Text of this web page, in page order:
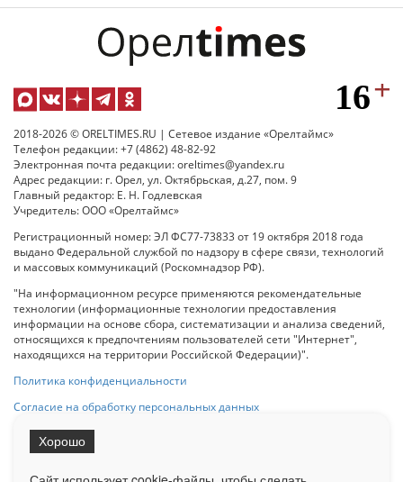
2018-2026 © ORELTIMES.RU | Сетевое издание «Орелтаймс»
Телефон редакции: +7 (4862) 48-82-92
Электронная почта редакции: oreltimes@yandex.ru
Адрес редакции: г. Орел, ул. Октябрьская, д.27, пом. 9
Главный редактор: Е. Н. Годлевская
Учредитель: ООО «Орелтаймс»
Регистрационный номер: ЭЛ ФС77-73833 от 19 октября 2018 года
выдано Федеральной службой по надзору в сфере связи, технологий
и массовых коммуникаций (Роскомнадзор РФ).
"На информационном ресурсе применяются рекомендательные
технологии (информационные технологии предоставления
информации на основе сбора, систематизации и анализа сведений,
относящихся к предпочтениям пользователей сети "Интернет",
находящихся на территории Российской Федерации)".
Политика конфиденциальности
Согласие на обработку персональных данных
на Сетевое издание «ОрелТаймс» обязательна.
Хорошо